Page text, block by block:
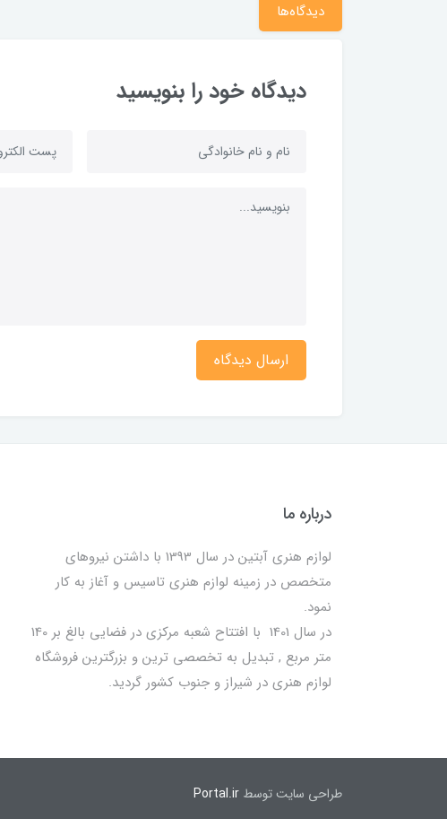
دیدگاه‌ها
دیدگاه خود را بنویسید
ارسال دیدگاه
درباره ما
لوازم هنری آبتین در سال 1393 با داشتن نیروهای
متخصص در زمینه لوازم هنری تاسیس و آغاز به کار
نمود.
در سال 1401 با افتتاح شعبه مرکزی در فضایی بالغ بر 140
متر مربع , تبدیل به تخصصی ترین و بزرگترین فروشگاه
لوازم هنری در شیراز و جنوب کشور گردید.
طراحی سایت توسط Portal.ir